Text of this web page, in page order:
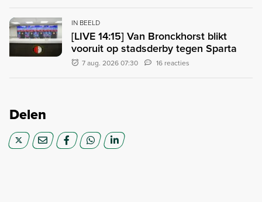
IN BEELD
[LIVE 14:15] Van Bronckhorst blikt
vooruit op stadsderby tegen Sparta
7 aug. 2026 07:30 16 reacties
Delen